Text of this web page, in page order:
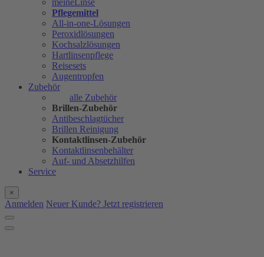
meineLinse
Pflegemittel
All-in-one-Lösungen
Peroxidlösungen
Kochsalzlösungen
Hartlinsenpflege
Reisesets
Augentropfen
Zubehör
alle Zubehör
Brillen-Zubehör
Antibeschlagtücher
Brillen Reinigung
Kontaktlinsen-Zubehör
Kontaktlinsenbehälter
Auf- und Absetzhilfen
Service
×
Anmelden Neuer Kunde? Jetzt registrieren